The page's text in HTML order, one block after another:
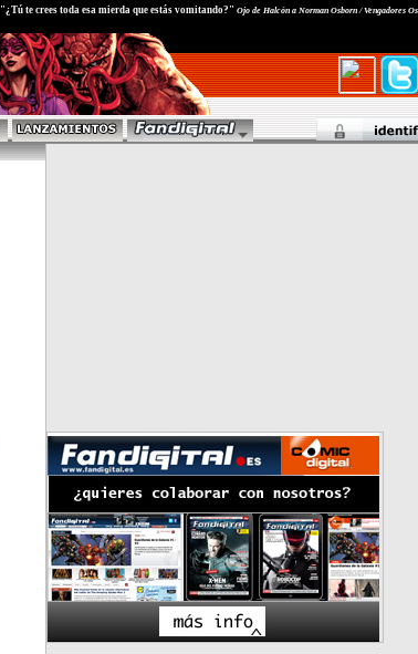
"¿Tú te crees toda esa mierda que estás vomitando?" Ojo de Halcón a Norman Osborn / Vengadores